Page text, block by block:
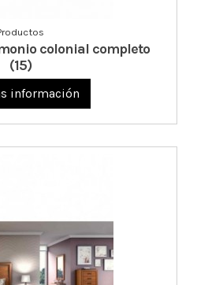
colonial completo
(15)
información